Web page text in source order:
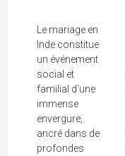
Le mariage en
Inde constitue
un événement
social et
familial d'une
immense
envergure,
ancré dans de
profondes